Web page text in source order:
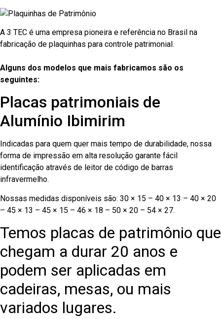
A 3 TEC é uma empresa pioneira e referência no Brasil na
fabricação de plaquinhas para controle patrimonial.
Alguns dos modelos que mais fabricamos são os
seguintes:
Placas patrimoniais de
Alumínio Ibimirim
Indicadas para quem quer mais tempo de durabilidade, nossa
forma de impressão em alta resolução garante fácil
identificação através de leitor de código de barras
infravermelho.
Nossas medidas disponíveis são: 30 × 15 – 40 × 13 – 40 × 20
– 45 × 13 – 45 × 15 – 46 × 18 – 50 × 20 – 54 × 27.
Temos placas de patrimônio que
chegam a durar 20 anos e
podem ser aplicadas em
cadeiras, mesas, ou mais
variados lugares.